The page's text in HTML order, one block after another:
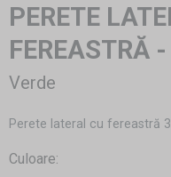
PERETE
FEREASTRĂ
Verde
Perete lateral cu fereastră
Culoare: